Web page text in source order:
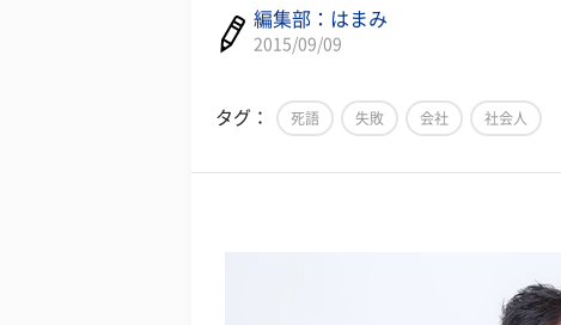
編集部：はまみ
2015/09/09
タグ： 死語 失敗 会社 社会人